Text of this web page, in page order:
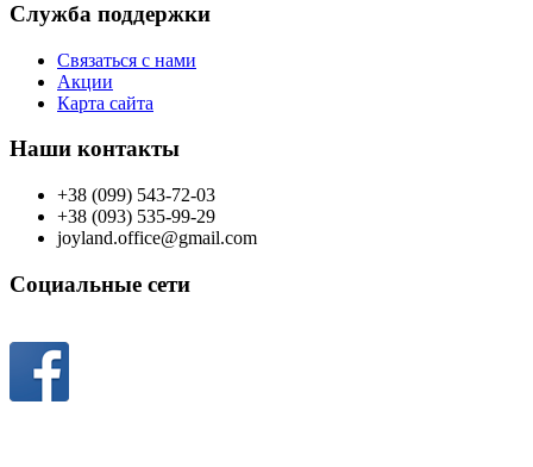
Служба поддержки
Связаться с нами
Акции
Карта сайта
Наши контакты
+38 (099) 543-72-03
+38 (093) 535-99-29
joyland.office@gmail.com
Социальные сети